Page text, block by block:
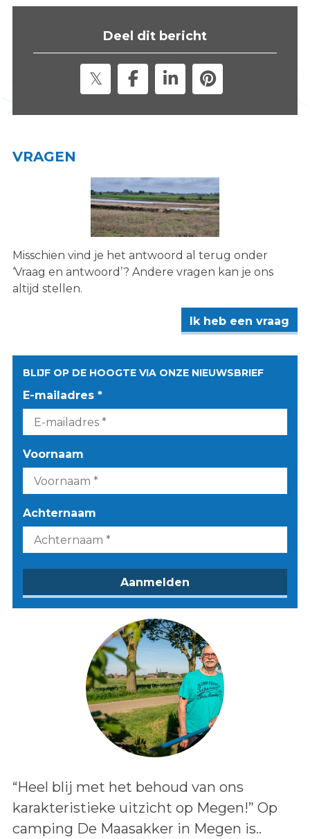
s
Deel dit bericht
VRAGEN
Misschien vind je het antwoord al terug onder
‘Vraag en antwoord’? Andere vragen kan je ons
altijd stellen.
Ik heb een vraag
BLIJF OP DE HOOGTE VIA ONZE NIEUWSBRIEF
E-mailadres *
Voornaam
Achternaam
Lees het bericht:
“Heel blij met het behoud van ons
karakteristieke uitzicht op Megen!” Op
camping De Maasakker in Megen is..